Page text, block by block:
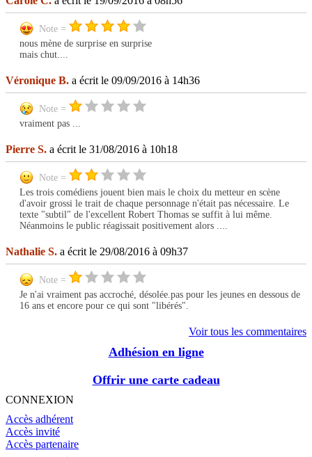
Note =
nous mène de surprise en surprise
mais chut....
Véronique B. a écrit le 09/09/2016 à 14h36
Note =
vraiment pas ...
Pierre S. a écrit le 31/08/2016 à 10h18
Note =
Les trois comédiens jouent bien mais le choix du metteur en scène
d'avoir grossi le trait de chaque personnage n'était pas nécessaire. Le
texte "subtil" de l'excellent Robert Thomas se suffit à lui même.
Néanmoins le public réagissait positivement alors ....
Nathalie S. a écrit le 29/08/2016 à 09h37
Note =
Je n'ai vraiment pas accroché, désolée.pas pour les jeunes en dessous de
16 ans et encore pour ce qui sont "libérés".
Voir tous les commentaires
Adhésion en ligne
Offrir une carte cadeau
CONNEXION
Accès adhérent
Accès invité
Accès partenaire